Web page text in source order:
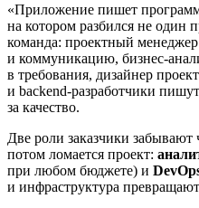
«Приложение пишет
на котором разбился не один
команда: проектный
и коммуникацию, бизнес-
в требования, дизайнер
и backend-разработчики
за качество.
Две роли заказчики
потом ломается проект:
при любом бюджете) и
и инфраструктура